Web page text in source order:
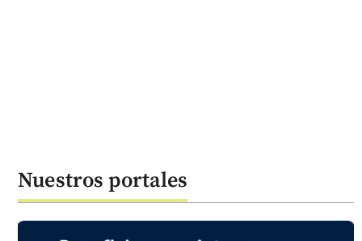
Nuestros portales